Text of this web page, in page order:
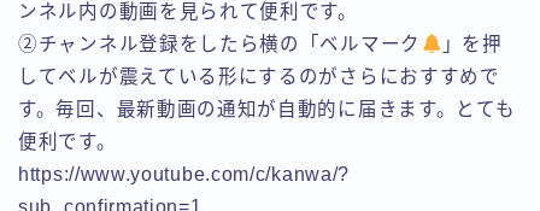
ンネル内の動画を見られて便利です。
②チャンネル登録をしたら横の「ベルマーク
」を押
してベルが震えている形にするのがさらにおすすめで
す。毎回、最新動画の通知が自動的に届きます。とても
便利です。
https://www.youtube.com/c/kanwa/?